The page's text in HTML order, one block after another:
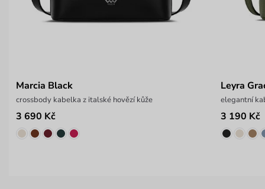
Marcia Black
crossbody kabelka z italské hovězí kůže
3 690 Kč
Leyra
elegantní
3 190 Kč